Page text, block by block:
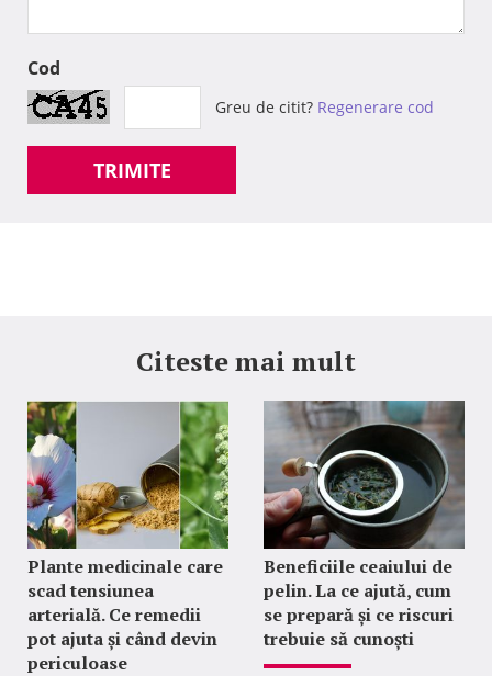
Cod
Greu de citit? Regenerare cod
TRIMITE
Citeste mai mult
Plante medicinale care
scad tensiunea
arterială. Ce remedii
pot ajuta și când devin
periculoase
Beneficiile ceaiului de
pelin. La ce ajută, cum
se prepară și ce riscuri
trebuie să cunoști